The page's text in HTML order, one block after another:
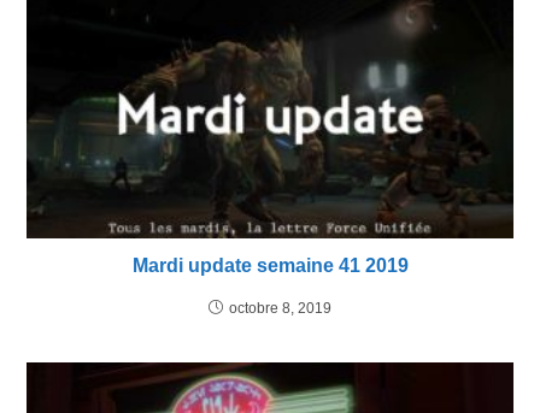
Mardi update semaine 41 2019
octobre 8, 2019